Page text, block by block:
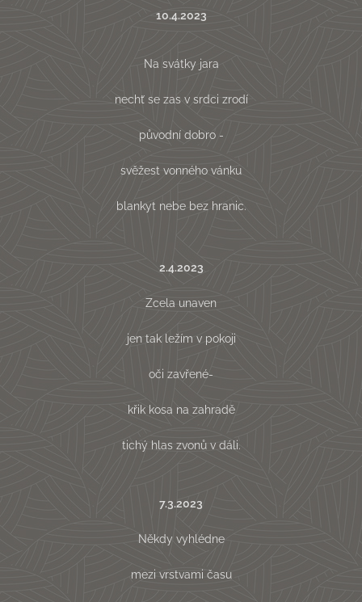
10.4.2023
Na svátky jara
nechť se zas v srdci zrodí
původní dobro -
svěžest vonného vánku
blankyt nebe bez hranic.
2.4.2023
Zcela unaven
jen tak ležím v pokoji
oči zavřené-
křik kosa na zahradě
tichý hlas zvonů v dáli.
7.3.2023
Někdy vyhlédne
mezi vrstvami času